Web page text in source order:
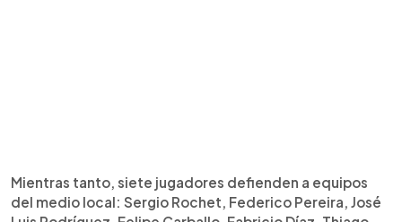
Mientras tanto, siete jugadores defienden a equipos
del medio local: Sergio Rochet, Federico Pereira, José